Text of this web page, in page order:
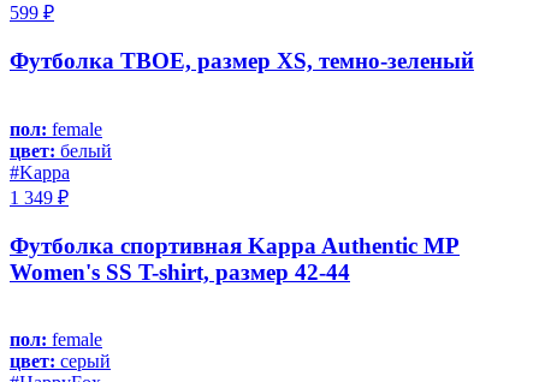
599 ₽
Футболка ТВОЕ, размер XS, темно-зеленый
пол: female
цвет: белый
#Kappa
1 349 ₽
Футболка спортивная Kappa Authentic MP
Women's SS T-shirt, размер 42-44
пол: female
цвет: серый